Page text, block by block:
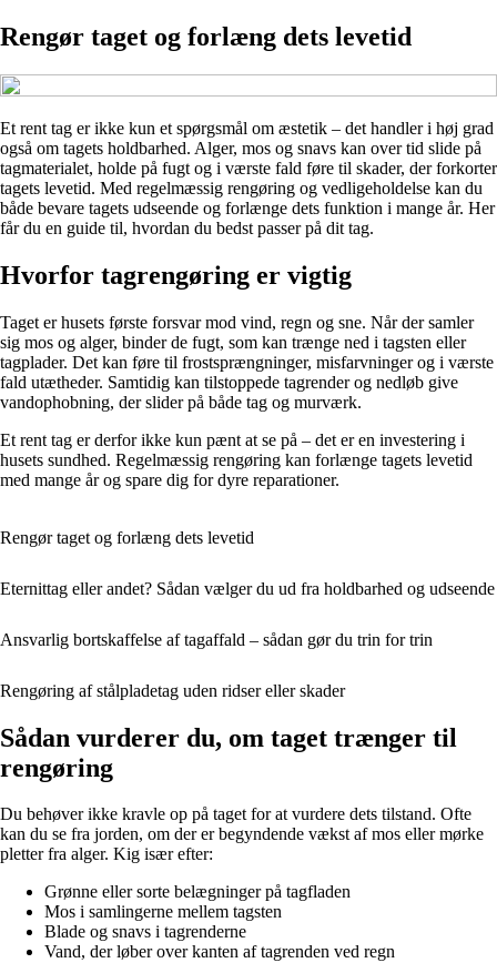
Rengør taget og forlæng dets levetid
Et rent tag er ikke kun et spørgsmål om æstetik – det handler i høj grad
også om tagets holdbarhed. Alger, mos og snavs kan over tid slide på
tagmaterialet, holde på fugt og i værste fald føre til skader, der forkorter
tagets levetid. Med regelmæssig rengøring og vedligeholdelse kan du
både bevare tagets udseende og forlænge dets funktion i mange år. Her
får du en guide til, hvordan du bedst passer på dit tag.
Hvorfor tagrengøring er vigtig
Taget er husets første forsvar mod vind, regn og sne. Når der samler
sig mos og alger, binder de fugt, som kan trænge ned i tagsten eller
tagplader. Det kan føre til frostsprængninger, misfarvninger og i værste
fald utætheder. Samtidig kan tilstoppede tagrender og nedløb give
vandophobning, der slider på både tag og murværk.
Et rent tag er derfor ikke kun pænt at se på – det er en investering i
husets sundhed. Regelmæssig rengøring kan forlænge tagets levetid
med mange år og spare dig for dyre reparationer.
Rengør taget og forlæng dets levetid
Eternittag eller andet? Sådan vælger du ud fra holdbarhed og udseende
Ansvarlig bortskaffelse af tagaffald – sådan gør du trin for trin
Rengøring af stålpladetag uden ridser eller skader
Sådan vurderer du, om taget trænger til
rengøring
Du behøver ikke kravle op på taget for at vurdere dets tilstand. Ofte
kan du se fra jorden, om der er begyndende vækst af mos eller mørke
pletter fra alger. Kig især efter:
Grønne eller sorte belægninger på tagfladen
Mos i samlingerne mellem tagsten
Blade og snavs i tagrenderne
Vand, der løber over kanten af tagrenden ved regn